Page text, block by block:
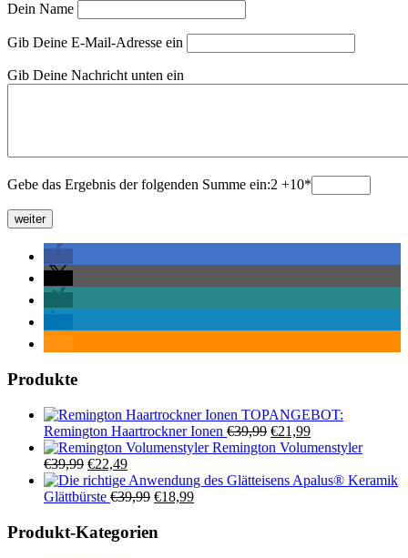
Dein Name
Gib Deine E-Mail-Adresse ein
Gib Deine Nachricht unten ein
Gebe das Ergebnis der folgenden Summe ein:2 +10*
Produkte
TOPANGEBOT:
Remington Haartrockner Ionen €39,99 Ursprünglicher
Preis
€39,99
€21,99Aktueller
Preis
€21,99.
Remington Volumenstyler
€39,99 Ursprünglicher
Preis
war:
€22,49Aktueller
Preis
ist:
Apalus® Keramik
Glättbürste €39,99 Ursprünglicher
war:
€18,99Aktueller
Produkt-Kategorien